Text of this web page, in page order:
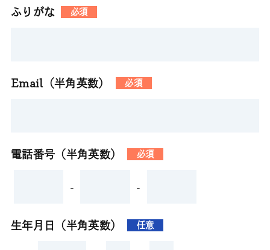
ふりがな 必須
Email（半角英数） 必須
電話番号（半角英数） 必須
- -
生年月日（半角英数） 任意